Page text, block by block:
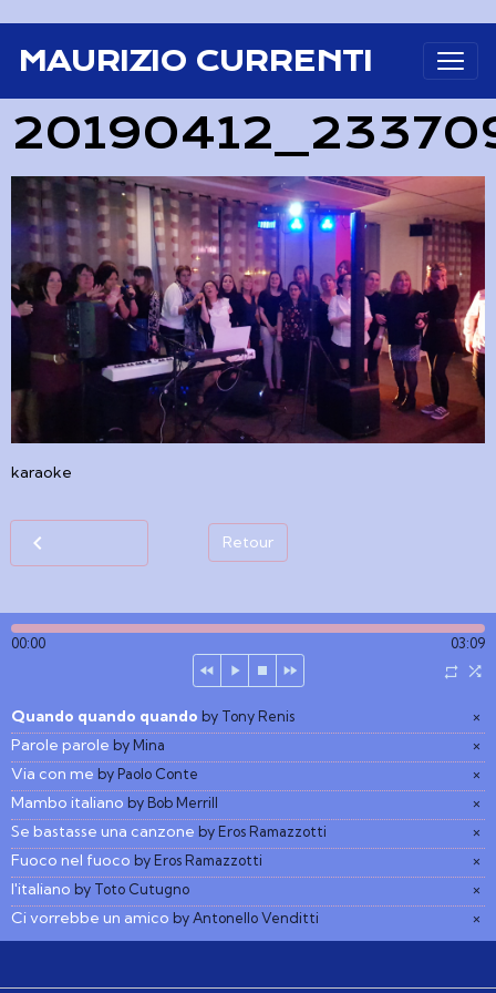
MAURIZIO CURRENTI
karaoke
Retour
00:00 03:09
×
Quando quando quando by Tony Renis
×
Parole parole by Mina
×
Via con me by Paolo Conte
×
Mambo italiano by Bob Merrill
×
Se bastasse una canzone by Eros Ramazzotti
×
Fuoco nel fuoco by Eros Ramazzotti
×
l'italiano by Toto Cutugno
×
Ci vorrebbe un amico by Antonello Venditti